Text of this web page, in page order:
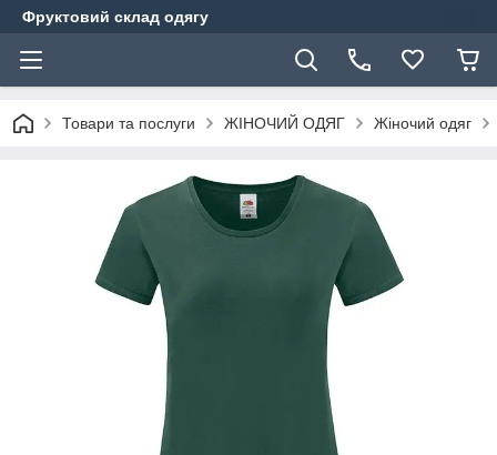
Фруктовий склад одягу
Товари та послуги ЖІНОЧИЙ ОДЯГ Жіночий одяг